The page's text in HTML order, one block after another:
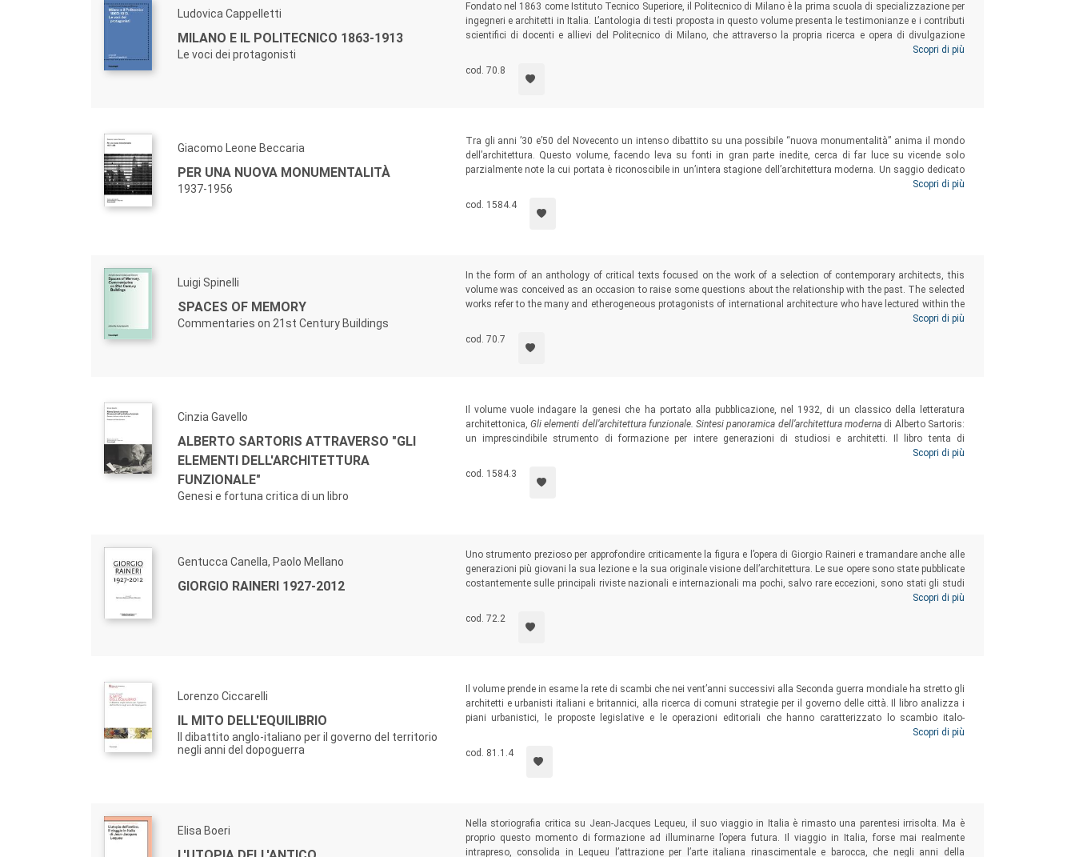
Ludovica Cappelletti
MILANO E IL POLITECNICO 1863-1913
Le voci dei protagonisti
Fondato nel 1863 come Istituto Tecnico Superiore, il Politecnico di Milano è la prima scuola di specializzazione per
ingegneri e architetti in Italia. L’antologia di testi proposta in questo volume presenta le testimonianze e i contributi
scientifici di docenti e allievi del Politecnico di Milano, che attraverso la propria ricerca e opera di divulgazione
hanno messo a fuoco il rapporto tra scienza e arte, tecnica e cultura, tra la fine dell’Ottocento e i primi del
Novecento.
Scopri di più
cod. 70.8
Giacomo Leone Beccaria
PER UNA NUOVA MONUMENTALITÀ
1937-1956
Tra gli anni ’30 e’50 del Novecento un intenso dibattito su una possibile “nuova monumentalità” anima il mondo
dell’architettura. Questo volume, facendo leva su fonti in gran parte inedite, cerca di far luce su vicende solo
parzialmente note la cui portata è riconoscibile in un’intera stagione dell’architettura moderna. Un saggio dedicato
a docenti, studenti e ricercatori con un particolare interesse verso la storia e la teoria dell’architettura della prima
metà del XX Secolo e i suoi principali protagonisti.
Scopri di più
cod. 1584.4
Luigi Spinelli
SPACES OF MEMORY
Commentaries on 21st Century Buildings
In the form of an anthology of critical texts focused on the work of a selection of contemporary architects, this
volume was conceived as an occasion to raise some questions about the relationship with the past. The selected
works refer to the many and etherogeneous protagonists of international architecture who have lectured within the
programme, a cultural project organized by the University to foster the exploration of the
relationships between
Scopri di più
cod. 70.7
Cinzia Gavello
ALBERTO SARTORIS ATTRAVERSO "GLI
ELEMENTI DELL'ARCHITETTURA
FUNZIONALE"
Genesi e fortuna critica di un libro
Il volume vuole indagare la genesi che ha portato alla pubblicazione, nel 1932, di un classico della letteratura
architettonica, Gli elementi dell’architettura funzionale. Sintesi panoramica dell’architettura moderna di Alberto Sartoris:
un imprescindibile strumento di formazione per intere generazioni di studiosi e architetti. Il libro tenta di
comprenderne l’articolato processo di realizzazione e di approfondire le vicende legate alle ragioni del suo
successo attraverso gli effetti in termini di ricezione che
di tutto il mondo.
Scopri di più
cod. 1584.3
Gentucca Canella, Paolo Mellano
GIORGIO RAINERI 1927-2012
Uno strumento prezioso per approfondire criticamente la figura e l’opera di Giorgio Raineri e tramandare anche alle
generazioni più giovani la sua lezione e la sua originale visione dell’architettura. Le sue opere sono state pubblicate
costantemente sulle principali riviste nazionali e internazionali ma pochi, salvo rare eccezioni, sono stati gli studi
monografici dedicati al suo lavoro che pure costituisce un episodio particolarmente prezioso dell’architettura
piemontese e italiana del secondo Novecento.
Scopri di più
cod. 72.2
Lorenzo Ciccarelli
IL MITO DELL'EQUILIBRIO
Il dibattito anglo-italiano per il governo del territorio
negli anni del dopoguerra
Il volume prende in esame la rete di scambi che nei vent’anni successivi alla Seconda guerra mondiale ha stretto gli
architetti e urbanisti italiani e britannici, alla ricerca di comuni strategie per il governo delle città. Il libro analizza i
piani urbanistici, le proposte legislative e le operazioni editoriali che hanno caratterizzato lo scambio italo-
britannico del dopoguerra, nel più ampio contesto delle riforme politiche e sociali innescate dai grandiosi piani di
Welfare State.
Scopri di più
cod. 81.1.4
Elisa Boeri
Nella storiografia critica su Jean-Jacques Lequeu, il suo viaggio in Italia è rimasto una parentesi irrisolta. Ma è
proprio questo momento di formazione ad illuminarne l’opera futura. Il viaggio in Italia, forse mai realmente
intrapreso, consolida in Lequeu l’attrazione per l’arte italiana rinascimentale e barocca, che negli anni della